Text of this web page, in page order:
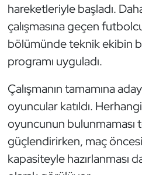
hareketleriyle başladı.
çalışmasına geçen
bölümünde teknik ekibin
programı uyguladı.
Çalışmanın tamamına
oyuncular katıldı.
oyuncunun bulunmaması
güçlendirirken, maç
kapasiteyle hazırlanması
Kick Boks
Kürek
Modern Pentatlon
Motor Sporları
Muay Thai